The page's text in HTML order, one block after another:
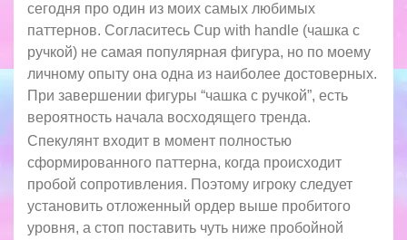
сегодня про один из моих самых любимых
паттернов. Согласитесь Cup with handle (чашка с
ручкой) не самая популярная фигура, но по моему
личному опыту она одна из наиболее достоверных.
При завершении фигуры “чашка с ручкой”, есть
вероятность начала восходящего тренда.
Спекулянт входит в момент полностью
сформированного паттерна, когда происходит
пробой сопротивления. Поэтому игроку следует
установить отложенный ордер выше пробитого
уровня, а стоп поставить чуть ниже пробойной